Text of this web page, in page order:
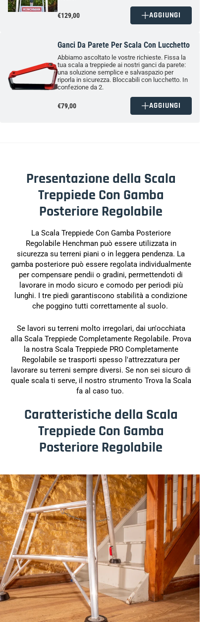
€129,00 AGGIUNGI
Ganci Da Parete Per Scala Con Lucchetto
Abbiamo ascoltato le vostre richieste. Fissa la
tua scala a treppiede ai nostri ganci da parete:
una soluzione semplice e salvaspazio per
riporla in sicurezza. Bloccabili con lucchetto. In
confezione da 2.
€79,00 AGGIUNGI
Presentazione della Scala
Treppiede Con Gamba
Posteriore Regolabile
La Scala Treppiede Con Gamba Posteriore
Regolabile Henchman può essere utilizzata in
sicurezza su terreni piani o in leggera pendenza. La
gamba posteriore può essere regolata individualmente
per compensare pendii o gradini, permettendoti di
lavorare in modo sicuro e comodo per periodi più
lunghi. I tre piedi garantiscono stabilità a condizione
che poggino tutti correttamente al suolo.
Se lavori su terreni molto irregolari, dai un'occhiata
alla Scala Treppiede Completamente Regolabile. Prova
la nostra Scala Treppiede PRO Completamente
Regolabile se trasporti spesso l'attrezzatura per
lavorare su terreni sempre diversi. Se non sei sicuro di
quale scala ti serve, il nostro strumento Trova la Scala
fa al caso tuo.
Caratteristiche della Scala
Treppiede Con Gamba
Posteriore Regolabile